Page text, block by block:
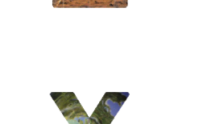
W / Welwitshia